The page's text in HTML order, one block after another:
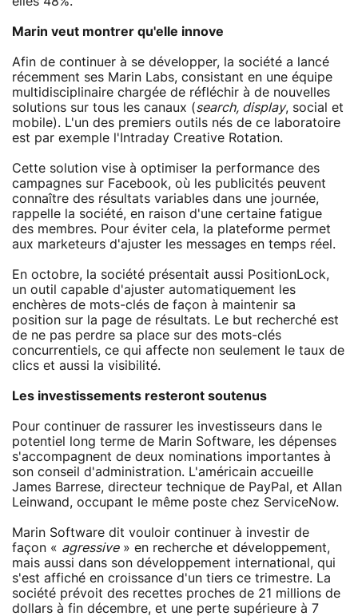
Marin veut montrer qu'elle innove
Afin de continuer à se développer, la société a lancé
récemment ses Marin Labs, consistant en une équipe
multidisciplinaire chargée de réfléchir à de nouvelles
solutions sur tous les canaux (search, display, social et
mobile). L'un des premiers outils nés de ce laboratoire
est par exemple l'Intraday Creative Rotation.
Cette solution vise à optimiser la performance des
campagnes sur Facebook, où les publicités peuvent
connaître des résultats variables dans une journée,
rappelle la société, en raison d'une certaine fatigue
des membres. Pour éviter cela, la plateforme permet
aux marketeurs d'ajuster les messages en temps réel.
En octobre, la société présentait aussi PositionLock,
un outil capable d'ajuster automatiquement les
enchères de mots-clés de façon à maintenir sa
position sur la page de résultats. Le but recherché est
de ne pas perdre sa place sur des mots-clés
concurrentiels, ce qui affecte non seulement le taux de
clics et aussi la visibilité.
Les investissements resteront soutenus
Pour continuer de rassurer les investisseurs dans le
potentiel long terme de Marin Software, les dépenses
s'accompagnent de deux nominations importantes à
son conseil d'administration. L'américain accueille
James Barrese, directeur technique de PayPal, et Allan
Leinwand, occupant le même poste chez ServiceNow.
Marin Software dit vouloir continuer à investir de
façon « agressive» en recherche et développement,
mais aussi dans son développement international, qui
s'est affiché en croissance d'un tiers ce trimestre. La
société prévoit des recettes proches de 21 millions de
dollars à fin décembre, et une perte supérieure à 7